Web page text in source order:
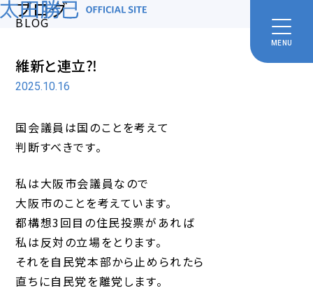
MENU
ブログ
BLOG
維新と連立⁈
2025.10.16
国会議員は国のことを考えて
判断すべきです。
私は大阪市会議員なので
大阪市のことを考えています。
都構想3回目の住民投票があれば
私は反対の立場をとります。
それを自民党本部から止められたら
直ちに自民党を離党します。